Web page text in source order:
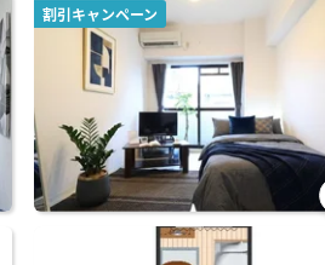
割引キャンペーン